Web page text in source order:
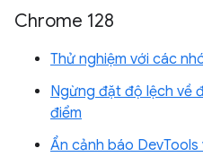
Chrome 128
Thử nghiệm với các
Ngừng đặt độ lệch về
điểm
Ẩn cảnh báo